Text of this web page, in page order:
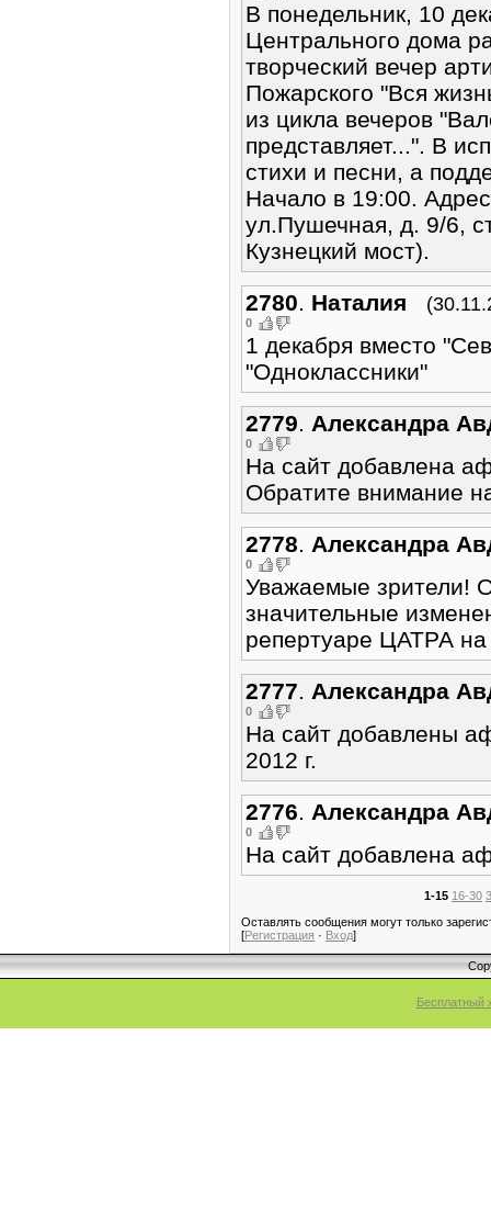
В понедельник, 10
Центрального дома
творческий вечер
Пожарского "Вся
из цикла вечеров
представляет...". В
стихи и песни, а
Начало в 19:00.
ул.Пушечная, д. 9/6,
Кузнецкий мост).
2780. Наталия
0
1 декабря вместо
"Одноклассники"
2779. Александра
0
На сайт добавлена
Обратите внимание
2778. Александра
0
Уважаемые зрители!
значительные
репертуаре ЦАТРА на
2777. Александра
0
На сайт добавлены
2012 г.
2776. Александра
0
На сайт добавлена
1-15 16-30
Оставлять сообщения могут только
[Регистрация · Вход]
Бесплатный